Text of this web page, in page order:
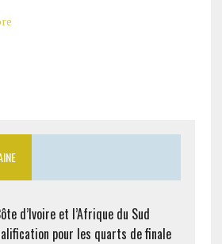
d’Ivoire et l’Afrique du Sud
pour les quarts de finale